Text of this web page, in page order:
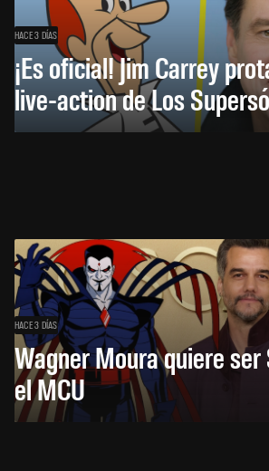
HACE 3 DÍAS
¡Es oficial! Jim Carrey
live-action de Los
HACE 3 DÍAS
Wagner Moura quiere
el MCU